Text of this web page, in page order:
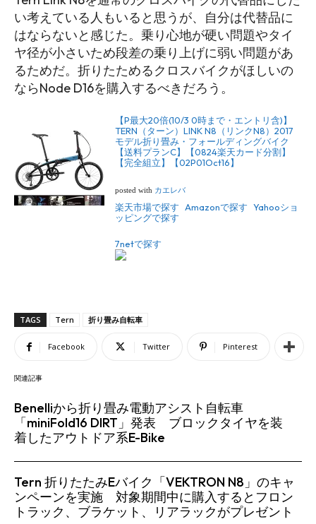
い考えている人もいると思うが、自分は代替品に
はならないと感じた。乗り心地が硬い問題やタイ
ヤ径が小さいため段差の乗り上げに弱い問題があ
るためだ。折りたためるクロスバイクがほしいの
ならNode D16を購入するべきだろう。
【P最大20倍(10/3 0時まで・エントリ含)】
TERN（ターン）LINK N8（リンクN8）2017
モデル折り畳み・フォールディングバイク
【送料プランC】【0824楽天カード分割】
【完全組立】【02P01Oct16】
posted with カエレバ
楽天市場で探す Amazonで探す Yahooショ
ッピングで探す
7netで探す
TAGS Tern 折り畳み自転車
Facebook Twitter Pinterest
関連記事
Benelliから折り畳み電動アシスト自転車
「miniFold16 DIRT」発表 ブロックタイヤを装
着したアウトドア系E-Bike
Tern 折りたたみEバイク「VEKTRON N8」のキャ
ンペーンを実施 対象期間中に購入するとフロン
トラック、ブラケット、リアラックがプレゼント